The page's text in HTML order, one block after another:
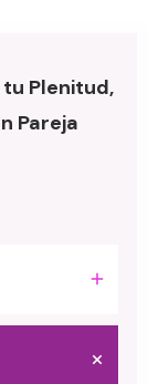
tu Plenitud,
Pareja